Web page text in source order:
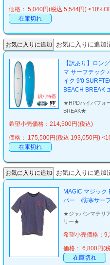
価格： 5,040円(税込 5,544円)
在庫切れ
お気に入りに追加
【訳あり】ロン
マ サーフテック
イク 9'0
BEACH BREAK
★HPDハイパフォ
BREAK★
希望小売価格：214,500円(税込)
価格： 175,500円(税込 193,050円)
在庫切れ
お気に入りに追加
MAGIC マジッ
パー /防寒サー
★ジャパンマテリ
リー★
希望小売価格：
価格： 6,800円(
在庫切れ